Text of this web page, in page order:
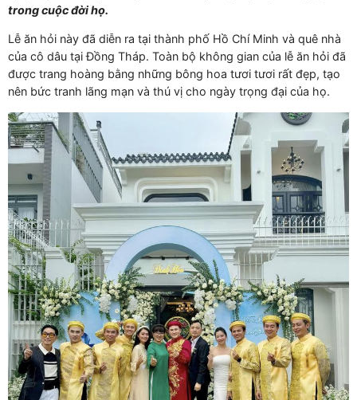
trong cuộc đời họ.
Lễ ăn hỏi này đã diễn ra tại thành phố Hồ Chí Minh và quê nhà
của cô dâu tại Đồng Tháp. Toàn bộ không gian của lễ ăn hỏi đã
được trang hoàng bằng những bông hoa tươi tươi rất đẹp, tạo
nên bức tranh lãng mạn và thú vị cho ngày trọng đại của họ.